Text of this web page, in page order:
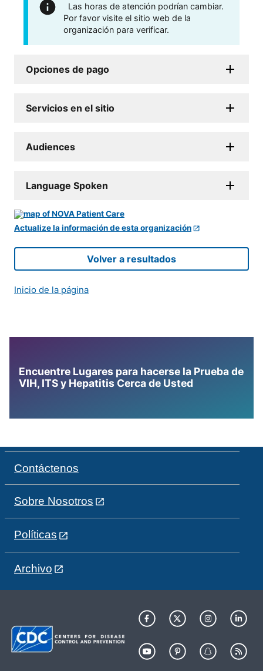
Las horas de atención podrían cambiar.
Por favor visite el sitio web de la
organización para verificar.
Opciones de pago
Servicios en el sitio
Audiences
Language Spoken
Actualize la información de esta organización
Volver a resultados
Inicio de la página
Encuentre Lugares para hacerse la Prueba de
VIH, ITS y Hepatitis Cerca de Usted
Contáctenos
Sobre Nosotros
Políticas
Archivo